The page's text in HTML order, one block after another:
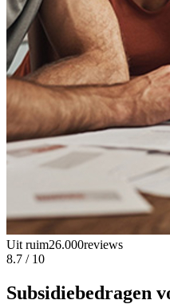
Uit ruim26.000reviews
8.7 / 10
Subsidiebedragen